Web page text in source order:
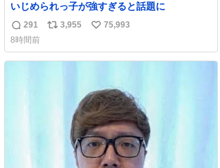
いじめられっ子が強すぎると話題に
返
信
数
291
リ
ス
3,955
い
ね
75,993
8時間前